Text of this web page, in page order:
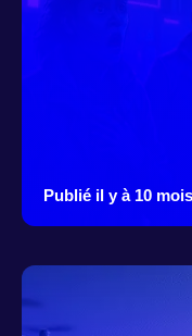
Publié il y à 10 mois